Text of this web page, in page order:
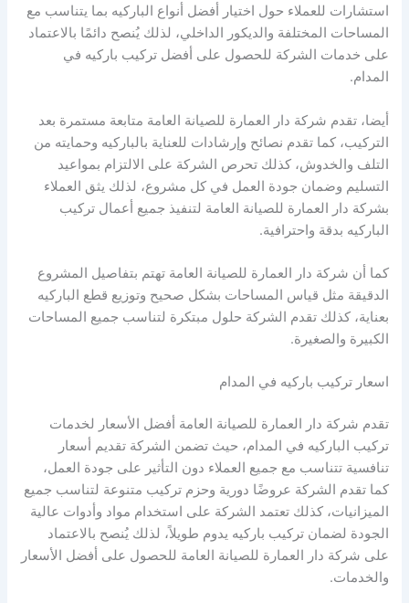
استشارات للعملاء حول اختيار أفضل أنواع الباركيه بما يتناسب مع
المساحات المختلفة والديكور الداخلي، لذلك يُنصح دائمًا بالاعتماد
على خدمات الشركة للحصول على أفضل تركيب باركيه في
المدام.
أيضا، تقدم شركة دار العمارة للصيانة العامة متابعة مستمرة بعد
التركيب، كما تقدم نصائح وإرشادات للعناية بالباركيه وحمايته من
التلف والخدوش، كذلك تحرص الشركة على الالتزام بمواعيد
التسليم وضمان جودة العمل في كل مشروع، لذلك يثق العملاء
بشركة دار العمارة للصيانة العامة لتنفيذ جميع أعمال تركيب
الباركيه بدقة واحترافية.
كما أن شركة دار العمارة للصيانة العامة تهتم بتفاصيل المشروع
الدقيقة مثل قياس المساحات بشكل صحيح وتوزيع قطع الباركيه
بعناية، كذلك تقدم الشركة حلول مبتكرة لتناسب جميع المساحات
الكبيرة والصغيرة.
اسعار تركيب باركيه في المدام
تقدم شركة دار العمارة للصيانة العامة أفضل الأسعار لخدمات
تركيب الباركيه في المدام، حيث تضمن الشركة تقديم أسعار
تنافسية تتناسب مع جميع العملاء دون التأثير على جودة العمل،
كما تقدم الشركة عروضًا دورية وحزم تركيب متنوعة لتناسب جميع
الميزانيات، كذلك تعتمد الشركة على استخدام مواد وأدوات عالية
الجودة لضمان تركيب باركيه يدوم طويلاً، لذلك يُنصح بالاعتماد
على شركة دار العمارة للصيانة العامة للحصول على أفضل الأسعار
والخدمات.